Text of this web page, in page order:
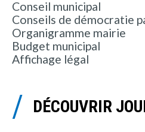
Conseil municipal
Conseils de démocratie
Organigramme mairie
Budget municipal
Affichage légal
DÉCOUVRIR